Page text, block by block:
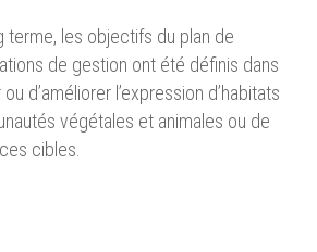
terme, les objectifs du plan de
de gestion ont été définis dans
d’améliorer l’expression d’habitats
végétales et animales ou de
cibles.